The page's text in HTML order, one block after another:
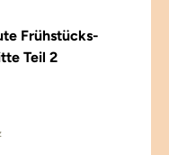
Frühstücks-
Teil 2